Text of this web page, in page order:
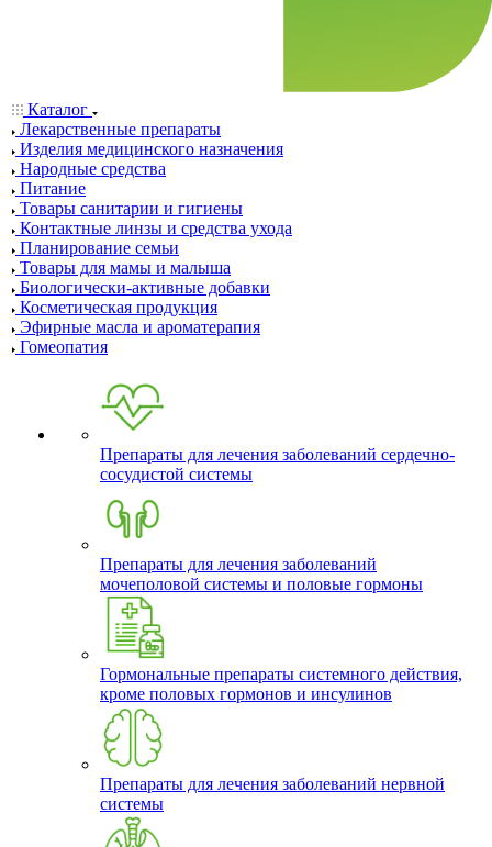
Каталог
Лекарственные препараты
Изделия медицинского назначения
Народные средства
Питание
Товары санитарии и гигиены
Контактные линзы и средства ухода
Планирование семьи
Товары для мамы и малыша
Биологически-активные добавки
Косметическая продукция
Эфирные масла и ароматерапия
Гомеопатия
Препараты для лечения заболеваний сердечно-
сосудистой системы
Препараты для лечения заболеваний
мочеполовой системы и половые гормоны
Гормональные препараты системного действия,
кроме половых гормонов и инсулинов
Препараты для лечения заболеваний нервной
системы